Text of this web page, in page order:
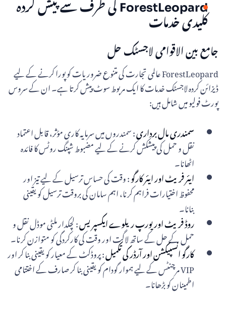
ForestLeopard کی طرف سے پیش کردہ
کلیدی خدمات
جامع بین الاقوامی لاجسٹک حل
ForestLeopard عالمی تجارت کی متنوع ضروریات کو پورا کرنے کے لیے
ڈیزائن کردہ لاجسٹک خدمات کا ایک مربوط سوٹ پیش کرتا ہے۔ ان کے سروس
پورٹ فولیو میں شامل ہیں:
سمندری مال برداری: سمندروں میں سرمایہ کاری مؤثر، قابل اعتماد
نقل و حمل کی پیشکش کرنے کے لیے مضبوط شپنگ روٹس کا فائدہ
اٹھانا۔
ایئر فریٹ اور ایئر کارگو: وقت کی حساس ترسیل کے لیے تیز اور
محفوظ اختیارات فراہم کرنا، اہم سامان کی بروقت ترسیل کو یقینی
بنانا۔
روڈ فریٹ اور یورپ ریلوے ایکسپریس: لچکدار ملٹی موڈل نقل و
حمل کے حل کے ساتھ لاگت اور وقت کی کارکردگی کو متوازن کرنا۔
کارگو انسپیکشن اور آرڈر کی تکمیل: پروڈکٹ کے معیار کو یقینی بنا کر اور
VIP مرچنٹس کے لیے ہموار گودام کو یقینی بنا کر صارف کے اختتامی
اطمینان کو بڑھانا۔